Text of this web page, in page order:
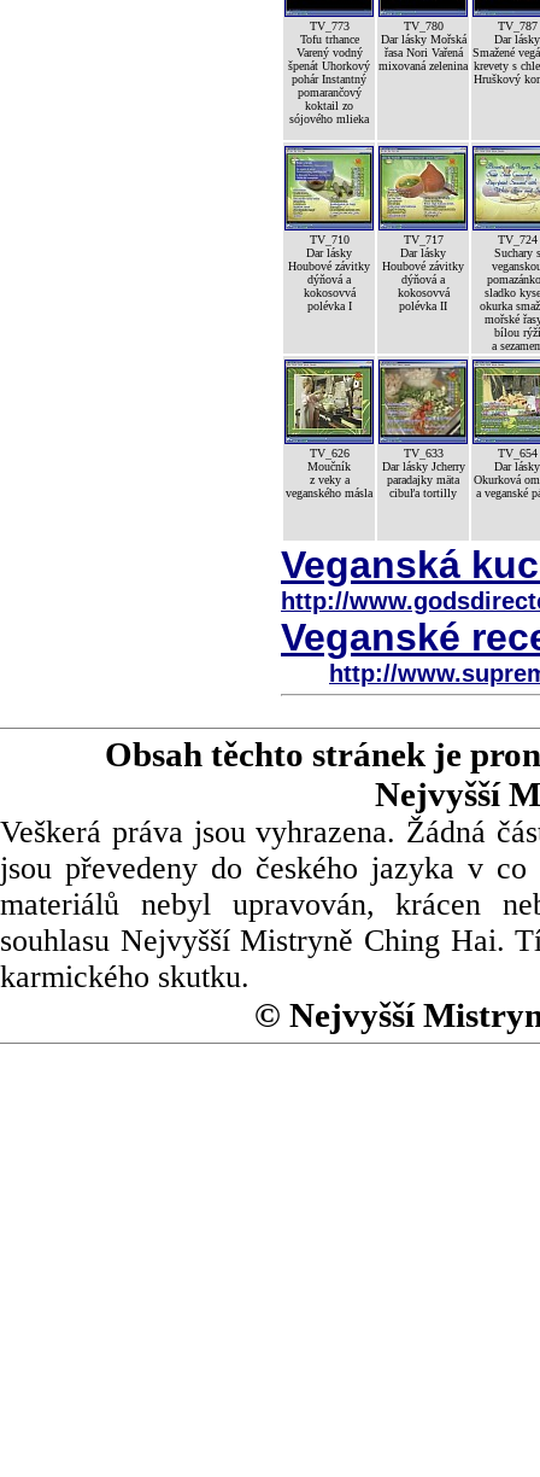
TV_773
Tofu trhance
Varený vodný
špenát Uhorkový
pohár Instantný
pomarančový
koktail zo
sójového mlieka
TV_780
Dar lásky Mořská
řasa Nori Vařená
mixovaná zelenina
TV_787
Dar lásky
Smažené
krevety s
Hruškový
TV_710
Dar lásky
Houbové závitky
dýňová a
kokosovvá
polévka I
TV_717
Dar lásky
Houbové závitky
dýňová a
kokosovvá
polévka II
TV_724
Suchary s
sladko
okurka
mořské
bílou rýží
a
TV_626
Moučník
z veky a
veganského másla
TV_633
Dar lásky Jcherry
paradajky mäta
cibuľa tortilly
TV_654
Dar lásky
Okurková
a veganské
Veganská
http://
Veganské
http://
Obsah těchto stránek je
Nejvyšší
Veškerá práva jsou vyhrazena. Žádná
jsou převedeny do českého jazyka v
materiálů nebyl upravován, krácen
souhlasu Nejvyšší Mistryně Ching Hai.
karmického skutku.
© Nejvyšší